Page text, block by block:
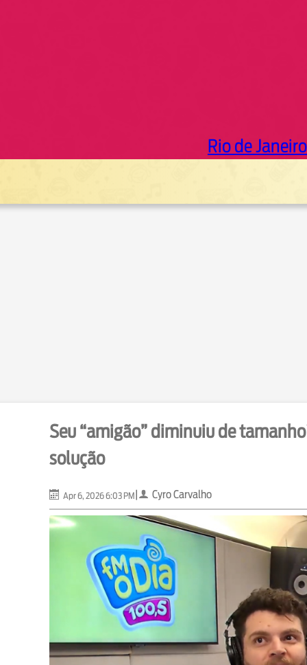
Rio de Janeiro
Seu “amigão” diminuiu de
solução
Apr 6, 2026 6:03 PM| Cyro Carvalho